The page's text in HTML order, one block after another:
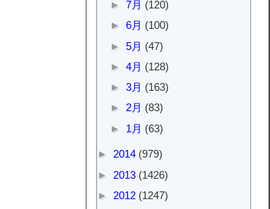
► 7月 (120)
► 6月 (100)
► 5月 (47)
► 4月 (128)
► 3月 (163)
► 2月 (83)
► 1月 (63)
► 2014 (979)
► 2013 (1426)
► 2012 (1247)